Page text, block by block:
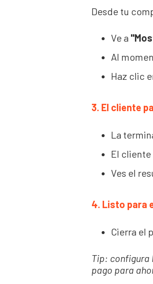
Desde tu
Ve a
Al
Haz clic
3. El cliente
La
El cliente
Ves el
4. Listo para
Cierra el
Tip: configura
pago para